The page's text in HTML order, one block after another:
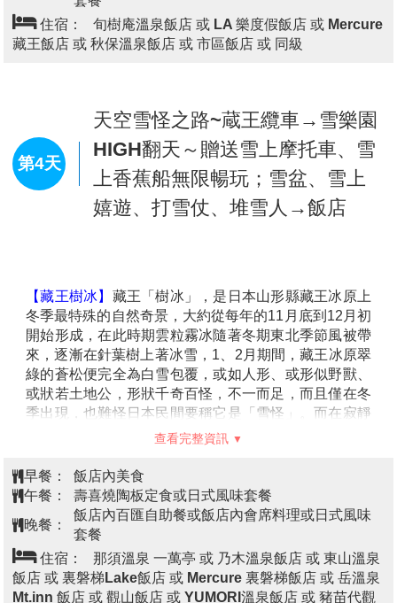
態，更堪稱一絕。
第3天
世界最大雪中狐狸樂園~藏王狐狸村
→阿信的故鄉~銀山溫泉街→飯店
【藏王狐狸村】原名【宮城藏王狐狸村】，位於宮城縣
白石市北西部，是以展示狐狸為中心的民營主題動物
園。園內育有包括稀有種類的高貴氣質的銀狐、青狐、
有狐狸界帥哥之稱的白金狐、十字狐以及有白狐之稱的
北極狐等，合計共6種類，數量超過100隻的狐狸，放養
在大自的森林園區內，偶而會有小狐跟行在後面，時而
軋上一角的小狐，都是來自於【藏王狐狸村】，名氣是
越來越響叮噹。
※備註：如遇藏王狐狸村休息日，則改走【採草莓】，
敬請理解。
【銀山溫泉街】因銀礦產地而得名的銀山溫泉，已有
400年的歷史。沿著銀山川溪谷而建，河岸兩旁保留完
整大正至昭和時期的木造老式旅館、石
早餐： 飯店內美食
午餐： 芭蕉定食小火鍋餐或日式風味套餐
晚餐：
飯店內百匯自助餐或飯店內會席料理或日式風味
套餐
住宿：
旬樹庵溫泉飯店 或 LA 樂度假飯店 或 Mercure
藏王飯店 或 秋保溫泉飯店 或 市區飯店 或 同級
第4天
天空雪怪之路~蔵王纜車→雪樂園
HIGH翻天～贈送雪上摩托車、雪
上香蕉船無限暢玩；雪盆、雪上
嬉遊、打雪仗、堆雪人→飯店